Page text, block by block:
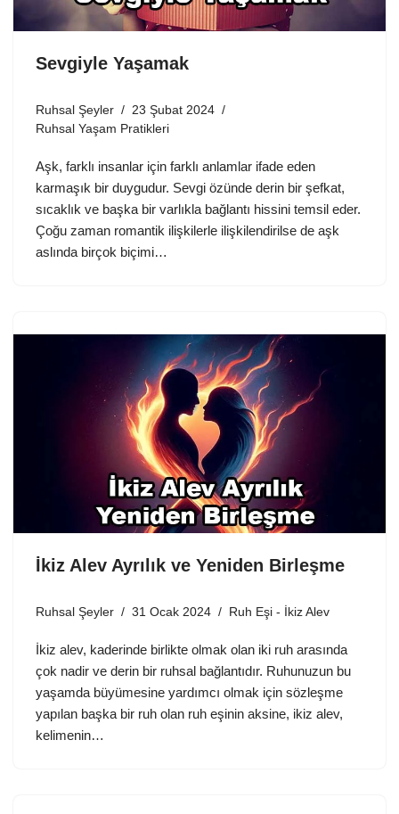
Sevgiyle Yaşamak
Ruhsal Şeyler
23 Şubat 2024
Ruhsal Yaşam Pratikleri
Aşk, farklı insanlar için farklı anlamlar ifade eden
karmaşık bir duygudur. Sevgi özünde derin bir şefkat,
sıcaklık ve başka bir varlıkla bağlantı hissini temsil eder.
Çoğu zaman romantik ilişkilerle ilişkilendirilse de aşk
aslında birçok biçimi…
İkiz Alev Ayrılık ve Yeniden Birleşme
Ruhsal Şeyler 31 Ocak 2024 Ruh Eşi - İkiz Alev
İkiz alev, kaderinde birlikte olmak olan iki ruh arasında
çok nadir ve derin bir ruhsal bağlantıdır. Ruhunuzun bu
yaşamda büyümesine yardımcı olmak için sözleşme
yapılan başka bir ruh olan ruh eşinin aksine, ikiz alev,
kelimenin…